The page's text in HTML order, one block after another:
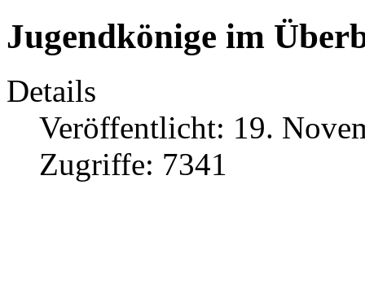
Jugendkönige im
Details
Veröffentlicht: 19.
Zugriffe: 7341